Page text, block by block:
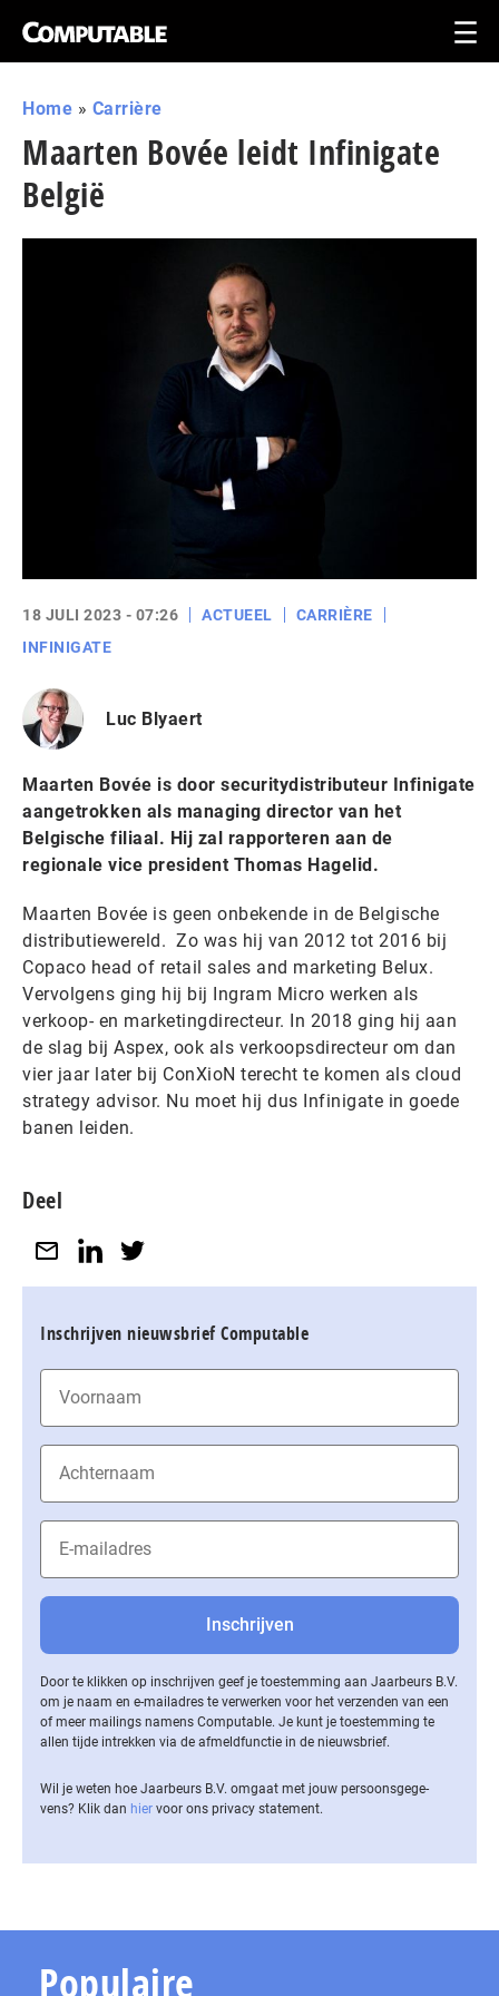
Home » Carrière
Maarten Bovée leidt Infinigate
België
18 JULI 2023 - 07:26 ACTUEEL
CARRIÈRE
INFINIGATE
Luc Blyaert
Maarten Bovée is door securitydistributeur Infinigate
aangetrokken als managing director van het
Belgische filiaal. Hij zal rapporteren aan de
regionale vice president Thomas Hagelid.
Maarten Bovée is geen onbekende in de Belgische
distributiewereld. Zo was hij van 2012 tot 2016 bij
Copaco head of retail sales and marketing Belux.
Vervolgens ging hij bij Ingram Micro werken als
verkoop- en marketingdirecteur. In 2018 ging hij aan
de slag bij Aspex, ook als verkoopsdirecteur om dan
vier jaar later bij ConXioN terecht te komen als cloud
strategy advisor. Nu moet hij dus Infinigate in goede
banen leiden.
Deel
Inschrijven nieuwsbrief Computable
Door te klikken op inschrijven geef je toestemming aan Jaarbeurs B.V.
om je naam en e-mailadres te verwerken voor het verzenden van een
of meer mailings namens Computable. Je kunt je toestemming te
allen tijde intrekken via de af­meld­func­tie in de nieuwsbrief.
Wil je weten hoe Jaarbeurs B.V. omgaat met jouw per­soons­ge­ge­
vens? Klik dan hier voor ons privacy statement.
Populaire